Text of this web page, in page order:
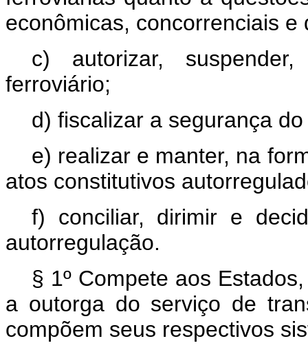
econômicas, concorrenciais e
c) autorizar,
ferroviário;
d) fiscalizar a segurança
e) realizar e manter, na
atos constitutivos
f) conciliar, dirimir e
autorregulação.
§ 1º Compete aos
a outorga do serviço de
compõem seus respectivos